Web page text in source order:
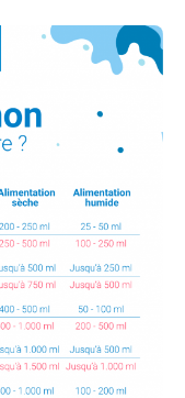
et urinaires